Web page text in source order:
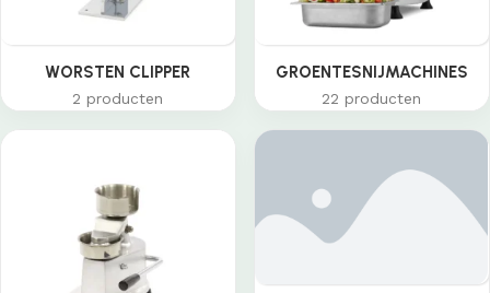
WORSTEN CLIPPER
2 producten
GROENTESNIJMACHINES
22 producten